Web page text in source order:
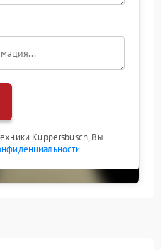
Kuppersbusch, Вы